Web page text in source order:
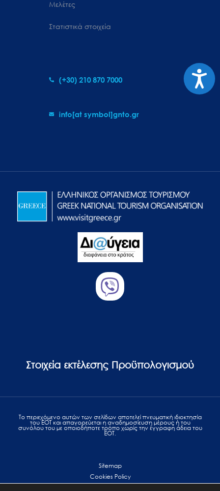
Μελέτες
Στατιστικά στοιχεία
(+30) 210 870 7000
info[at symbol]gnto.gr
Στοιχεία εκτέλεσης Προϋπολογισμού
Το περιεχόμενο αυτών των σελίδων αποτελεί πvευματική ιδιοκτησία
του ΕΟΤ και απαγορεύεται η αναδημοσίευση μέρους ή του
συνόλου του με οποιοδήποτε τρόπο χωρίς την έγγραφη άδεια του
ΕΟΤ.
Sitemap
Cookies Policy